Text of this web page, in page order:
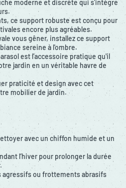
moderne et discrète qui s'intègre
ce support robuste est conçu pour
encore plus agréables.
vous gêner, installez ce support
sereine à l'ombre.
est l'accessoire pratique qu'il
jardin en un véritable havre de
praticité et design avec cet
mobilier de jardin.
avec un chiffon humide et un
l’hiver pour prolonger la durée
ou frottements abrasifs